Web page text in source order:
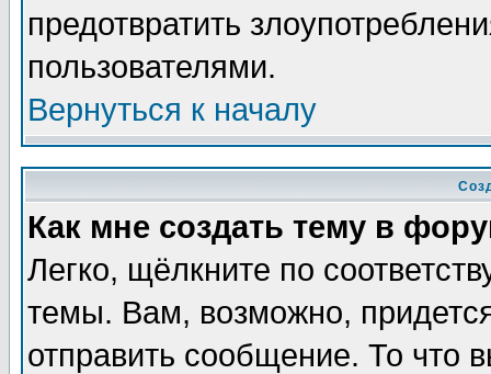
предотвратить
пользователями.
Вернуться к началу
Как мне создать тему в
Легко, щёлкните по
темы. Вам, возможно,
отправить сообщение. То что